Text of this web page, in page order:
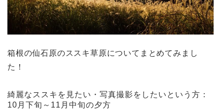
箱根の仙石原のススキ草原についてまとめてみまし
た！
綺麗なススキを見たい・写真撮影をしたいという方：
10月下旬～11月中旬の夕方